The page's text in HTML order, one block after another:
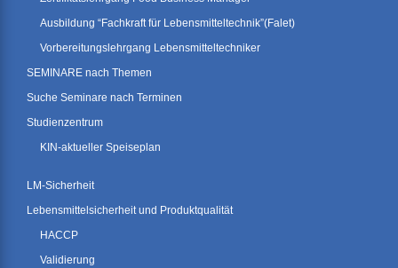
Ausbildung “Fachkraft für Lebensmitteltechnik”(Falet)
Vorbereitungslehrgang Lebensmitteltechniker
SEMINARE nach Themen
Suche Seminare nach Terminen
Studienzentrum
KIN-aktueller Speiseplan
LM-Sicherheit
Lebensmittelsicherheit und Produktqualität
HACCP
Validierung